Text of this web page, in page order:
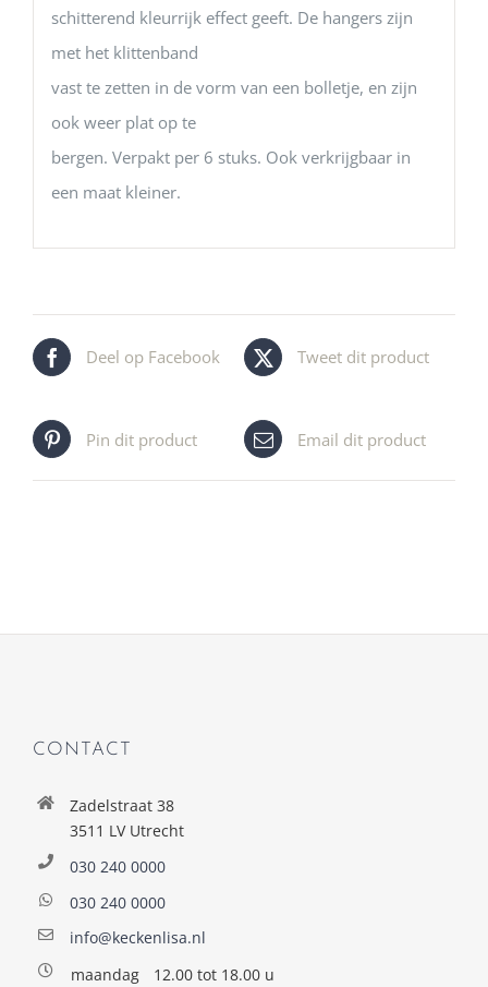
schitterend kleurrijk effect geeft. De hangers zijn
met het klittenband
vast te zetten in de vorm van een bolletje, en zijn
ook weer plat op te
bergen. Verpakt per 6 stuks. Ook verkrijgbaar in
een maat kleiner.
Deel op Facebook Tweet dit product
Pin dit product Email dit product
CONTACT
Zadelstraat 38
3511 LV Utrecht
030 240 0000
030 240 0000
info@keckenlisa.nl
maandag
12.00 tot 18.00 u